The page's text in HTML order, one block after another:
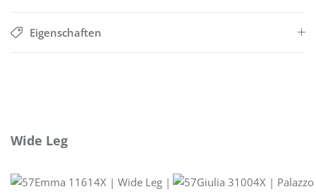
Eigenschaften
Produktgalerie überspringen
Wide Leg